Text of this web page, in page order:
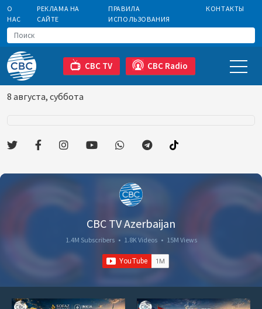
О
НАС
РЕКЛАМА НА
САЙТЕ
ПРАВИЛА
ИСПОЛЬЗОВАНИЯ
КОНТАКТЫ
CBC TV CBC Radio
8 августа, суббота
CBC TV Azerbaijan
1.4M Subscribers • 1.8K Videos • 15M Views